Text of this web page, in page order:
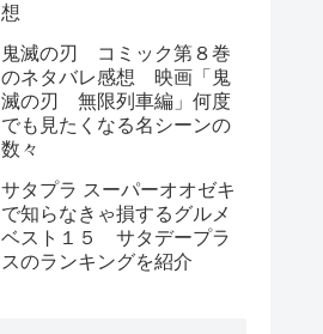
想
鬼滅の刃 コミック第８巻
のネタバレ感想 映画「鬼
滅の刃 無限列車編」何度
でも見たくなる名シーンの
数々
サタプラ スーパーオオゼキ
で知らなきゃ損するグルメ
ベスト１５ サタデープラ
スのランキングを紹介